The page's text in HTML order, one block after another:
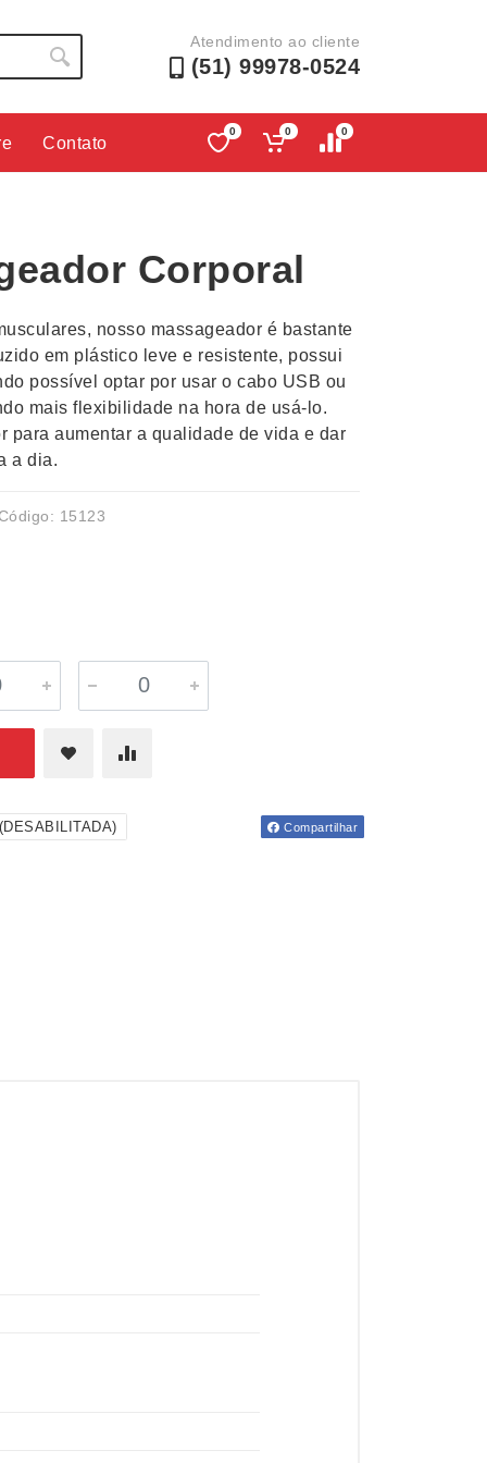
Atendimento ao cliente
(51) 99978-0524
Telefonia
Luminárias
Linha Ecológica
Linha Feminina
Linha Masculina
Malas Mochilas Bolsas
Microfones
Moda e Estilo
Contato
0 0 0
Corporal
nosso massageador é bastante
em plástico leve e resistente, possui
possível optar por usar o cabo USB ou
mais flexibilidade na hora de usá-lo.
para aumentar a qualidade de vida e dar
a dia.
15123
Compartilhar